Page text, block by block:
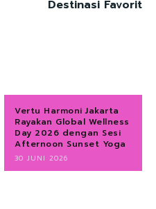
Destinasi Favorit
Vertu Harmoni Jakarta
Rayakan Global Wellness
Day 2026 dengan Sesi
Afternoon Sunset Yoga
30 JUNI 2026